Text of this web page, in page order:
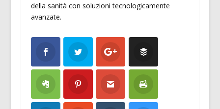
della sanità con soluzioni tecnologicamente
avanzate.